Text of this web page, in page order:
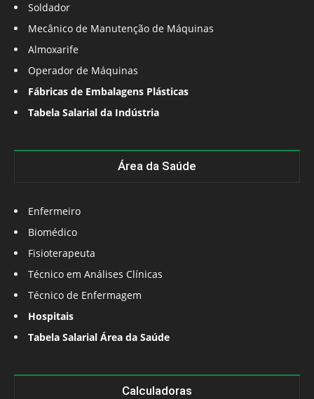
Soldador
Mecânico de Manutenção de Máquinas
Almoxarife
Operador de Máquinas
Fábricas de Embalagens Plásticas
Tabela Salarial da Indústria
Área da Saúde
Enfermeiro
Biomédico
Fisioterapeuta
Técnico em Análises Clínicas
Técnico de Enfermagem
Hospitais
Tabela Salarial Área da Saúde
Calculadoras